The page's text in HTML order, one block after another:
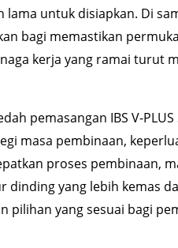
lama untuk disiapkan. Di
bagi memastikan
kerja yang ramai turut
pemasangan IBS V-
masa pembinaan,
proses pembinaan,
yang lebih kemas
pilihan yang sesuai bagi